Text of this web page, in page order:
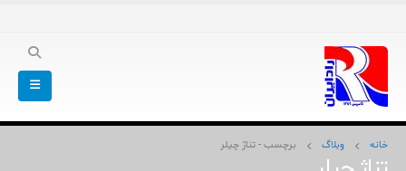
خانه وبلاگ برچسب - تناژ چیلر